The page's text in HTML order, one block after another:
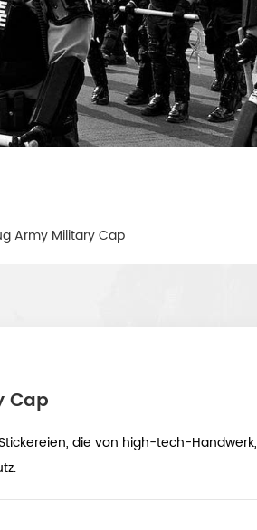
Army Military Cap
Cap
die von high-tech-Handwerk,